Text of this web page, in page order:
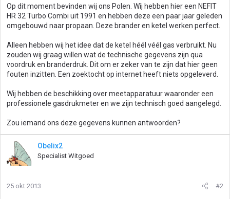
Op dit moment bevinden wij ons Polen. Wij hebben hier een NEFIT
HR 32 Turbo Combi uit 1991 en hebben deze een paar jaar geleden
omgebouwd naar propaan. Deze brander en ketel werken perfect.
Alleen hebben wij het idee dat de ketel héél véél gas verbruikt. Nu
zouden wij graag willen wat de technische gegevens zijn qua
voordruk en branderdruk. Dit om er zeker van te zijn dat hier geen
fouten inzitten. Een zoektocht op internet heeft niets opgeleverd.
Wij hebben de beschikking over meetapparatuur waaronder een
professionele gasdrukmeter en we zijn technisch goed aangelegd.
Zou iemand ons deze gegevens kunnen antwoorden?
Obelix2
Specialist Witgoed
25 okt 2013 #2